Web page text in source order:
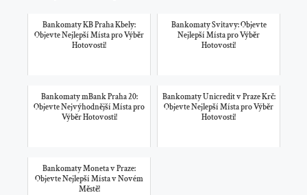
Bankomaty KB Praha Kbely:
Objevte Nejlepší Místa pro Výběr
Hotovosti!
Bankomaty Svitavy: Objevte
Nejlepší Místa pro Výběr
Hotovosti!
Bankomaty mBank Praha 20:
Objevte Nejvýhodnější Místa pro
Výběr Hotovosti!
Bankomaty Unicredit v Praze Krč:
Objevte Nejlepší Místa pro Výběr
Hotovosti!
Bankomaty Moneta v Praze:
Objevte Nejlepší Místa v Novém
Městě!